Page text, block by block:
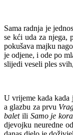
Sama radnja je
se kći uda za njega,
pokušava majku
je odjene, i ode po
slijedi veseli ples
U vrijeme kada kada
a glazbu za prvu
baletili Samo je
djevojku neuredne